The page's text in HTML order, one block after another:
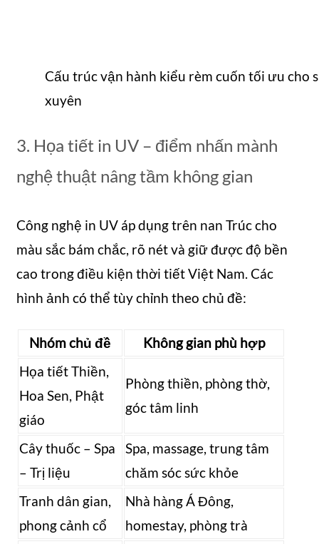
Cấu trúc vận hành kiểu rèm cuốn tối ưu cho
xuyên
3. Họa tiết in UV – điểm nhấn mành
nghệ thuật nâng tầm không gian
Công nghệ in UV áp dụng trên nan Trúc cho
màu sắc bám chắc, rõ nét và giữ được độ bền
cao trong điều kiện thời tiết Việt Nam. Các
hình ảnh có thể tùy chỉnh theo chủ đề:
Nhóm chủ đề
Không gian phù hợp
Họa tiết Thiền,
Hoa Sen, Phật
giáo
Phòng thiền, phòng thờ,
góc tâm linh
Cây thuốc – Spa
– Trị liệu
Spa, massage, trung tâm
chăm sóc sức khỏe
Tranh dân gian,
phong cảnh cổ
Nhà hàng Á Đông,
homestay, phòng trà